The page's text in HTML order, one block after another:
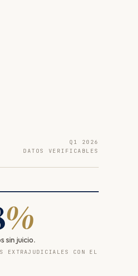
Q1 2026
DATOS VERIFICABLES
%
sin juicio.
EXTRAJUDICIALES CON EL